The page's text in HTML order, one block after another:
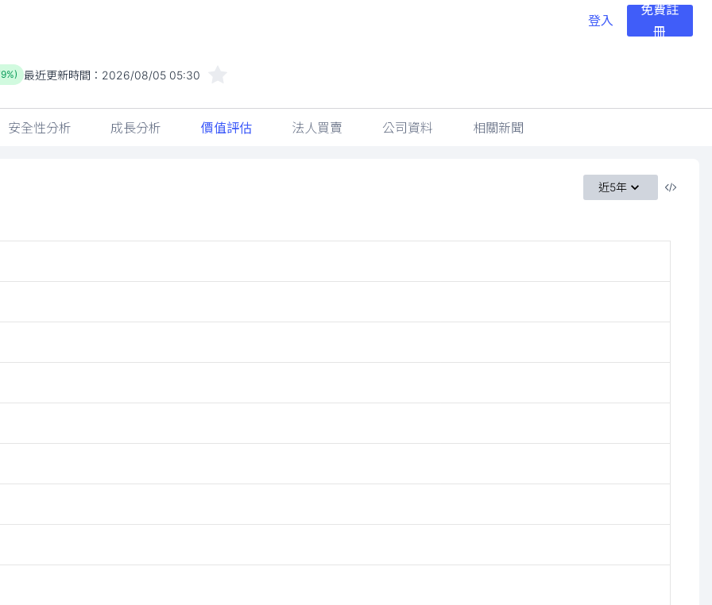
登入
免費註
冊
最近更新時間： 2026/08/05 05:30
安全性分析 成長分析 價值評估 法人買賣 公司資料 相關新聞
近5年